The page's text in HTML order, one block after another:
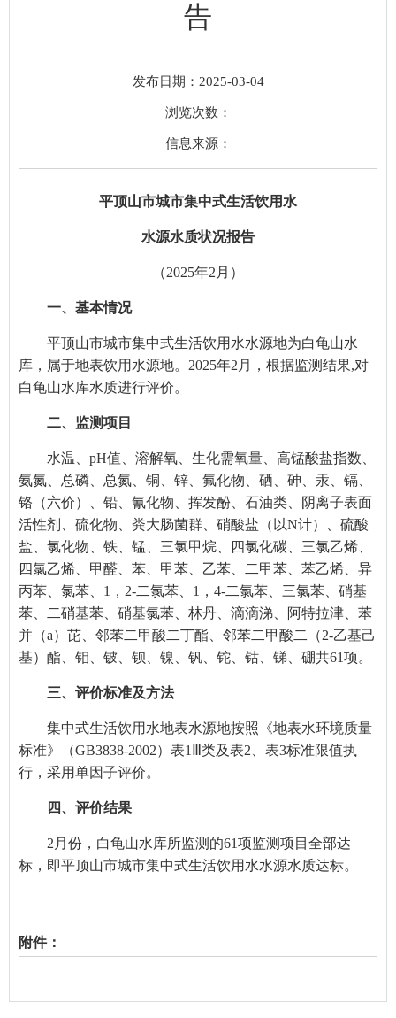
告
发布日期：2025-03-04
浏览次数：
信息来源：
平顶山市城市集中式生活饮用水
水源水质状况报告
（2025年2 月）
一、基本情况
平顶山市城市集中式生活饮用水水源地为白龟山水
库，属于地表饮用水源地。2025年2 月，根据监测结果,对
白龟山水库水质进行评价。
二、监测项目
水温、pH值、溶解氧、生化需氧量、高锰酸盐指数、
氨氮、总磷、总氮、铜、锌、氟化物、硒、砷、汞、镉、
铬（六价）、铅、氰化物、挥发酚、石油类、阴离子表面
活性剂、硫化物、粪大肠菌群、硝酸盐（以N计）、硫酸
盐、氯化物、铁、锰、三氯甲烷、四氯化碳、三氯乙烯、
四氯乙烯、甲醛、苯、甲苯、乙苯、二甲苯、苯乙烯、异
丙苯、氯苯、1，2-二氯苯、1，4-二氯苯、三氯苯、硝基
苯、二硝基苯、硝基氯苯、林丹、滴滴涕、阿特拉津、苯
并（a）芘、邻苯二甲酸二丁酯、邻苯二甲酸二（2-乙基己
基）酯、钼、铍、钡、镍、钒、铊、钴、锑、硼共61项。
三、评价标准及方法
集中式生活饮用水地表水源地按照
《地表水环境质量
标准》（GB3838-2002）表1Ⅲ类及表2、表3标准限值执
行，采用单因子评价。
四、评价结果
2 月份，白龟山水库所监测的61项监测项目 全部达
标，即平顶山市城市集中式生活饮用水水源水质达标。
附件：